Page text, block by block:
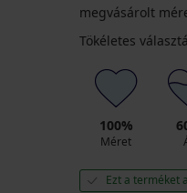
megvásárolt
Tökéletes
100%
Méret
Ezt a terméket